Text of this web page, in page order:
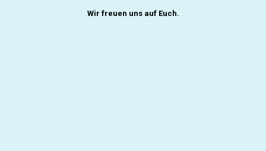
Wir freuen uns auf Euch.